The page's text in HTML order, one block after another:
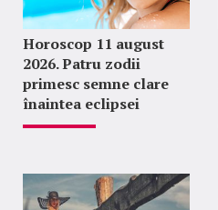
Horoscop 11 august
2026. Patru zodii
primesc semne clare
înaintea eclipsei